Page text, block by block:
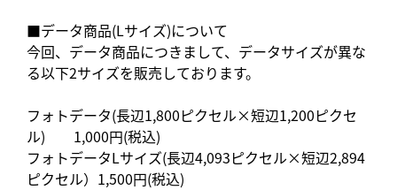
■データ商品(Lサイズ)について
今回、データ商品につきまして、データサイズが異な
る以下2サイズを販売しております。
フォトデータ(長辺1,800ピクセル×短辺1,200ピクセ
ル) 1,000円(税込)
フォトデータLサイズ(長辺4,093ピクセル×短辺2,894
ピクセル）1,500円(税込)